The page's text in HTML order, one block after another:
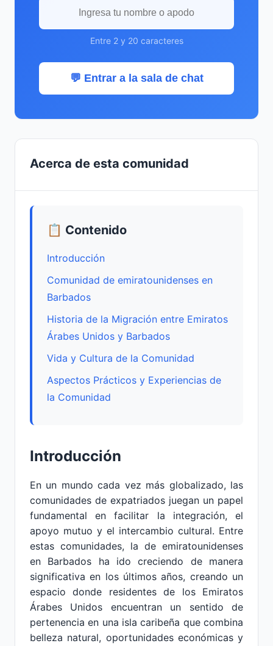
Entre 2 y 20 caracteres
💬 Entrar a la sala de chat
Acerca de esta comunidad
📋 Contenido
Introducción
Comunidad de emiratounidenses en
Barbados
Historia de la Migración entre Emiratos
Árabes Unidos y Barbados
Vida y Cultura de la Comunidad
Aspectos Prácticos y Experiencias de
la Comunidad
Introducción
En un mundo cada vez más globalizado, las
comunidades de expatriados juegan un papel
fundamental en facilitar la integración, el
apoyo mutuo y el intercambio cultural. Entre
estas comunidades, la de emiratounidenses
en Barbados ha ido creciendo de manera
significativa en los últimos años, creando un
espacio donde residentes de los Emiratos
Árabes Unidos encuentran un sentido de
pertenencia en una isla caribeña que combina
belleza natural, oportunidades económicas y